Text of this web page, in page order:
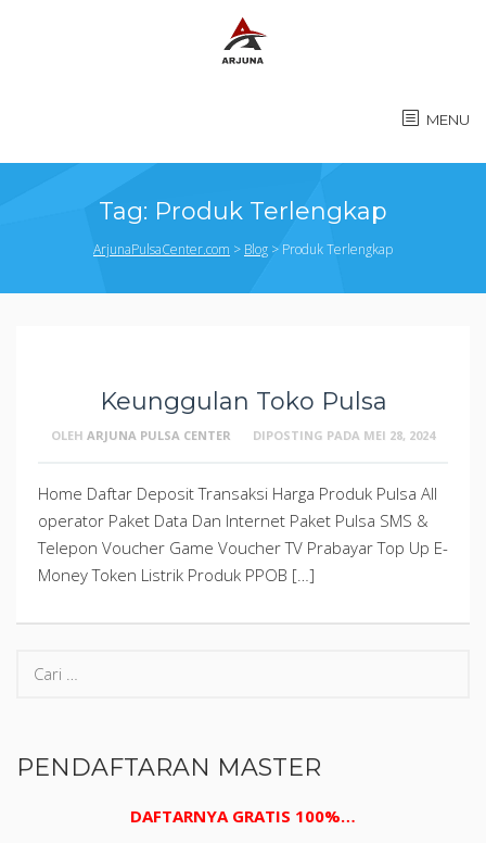
MENU
Tag: Produk Terlengkap
ArjunaPulsaCenter.com > Blog > Produk Terlengkap
Keunggulan Toko Pulsa
OLEH ARJUNA PULSA CENTER DIPOSTING PADA MEI 28, 2024
Home Daftar Deposit Transaksi Harga Produk Pulsa All
operator Paket Data Dan Internet Paket Pulsa SMS &
Telepon Voucher Game Voucher TV Prabayar Top Up E-
Money Token Listrik Produk PPOB […]
PENDAFTARAN MASTER
DAFTARNYA GRATIS 100%…